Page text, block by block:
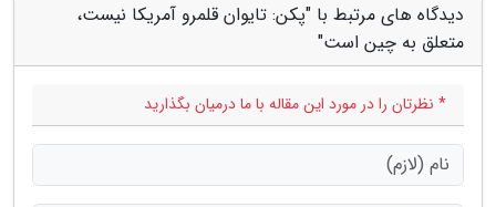
دیدگاه های مرتبط با "پکن: تایوان قلمرو آمریکا نیست،
متعلق به چین است"
* نظرتان را در مورد این مقاله با ما درمیان بگذارید